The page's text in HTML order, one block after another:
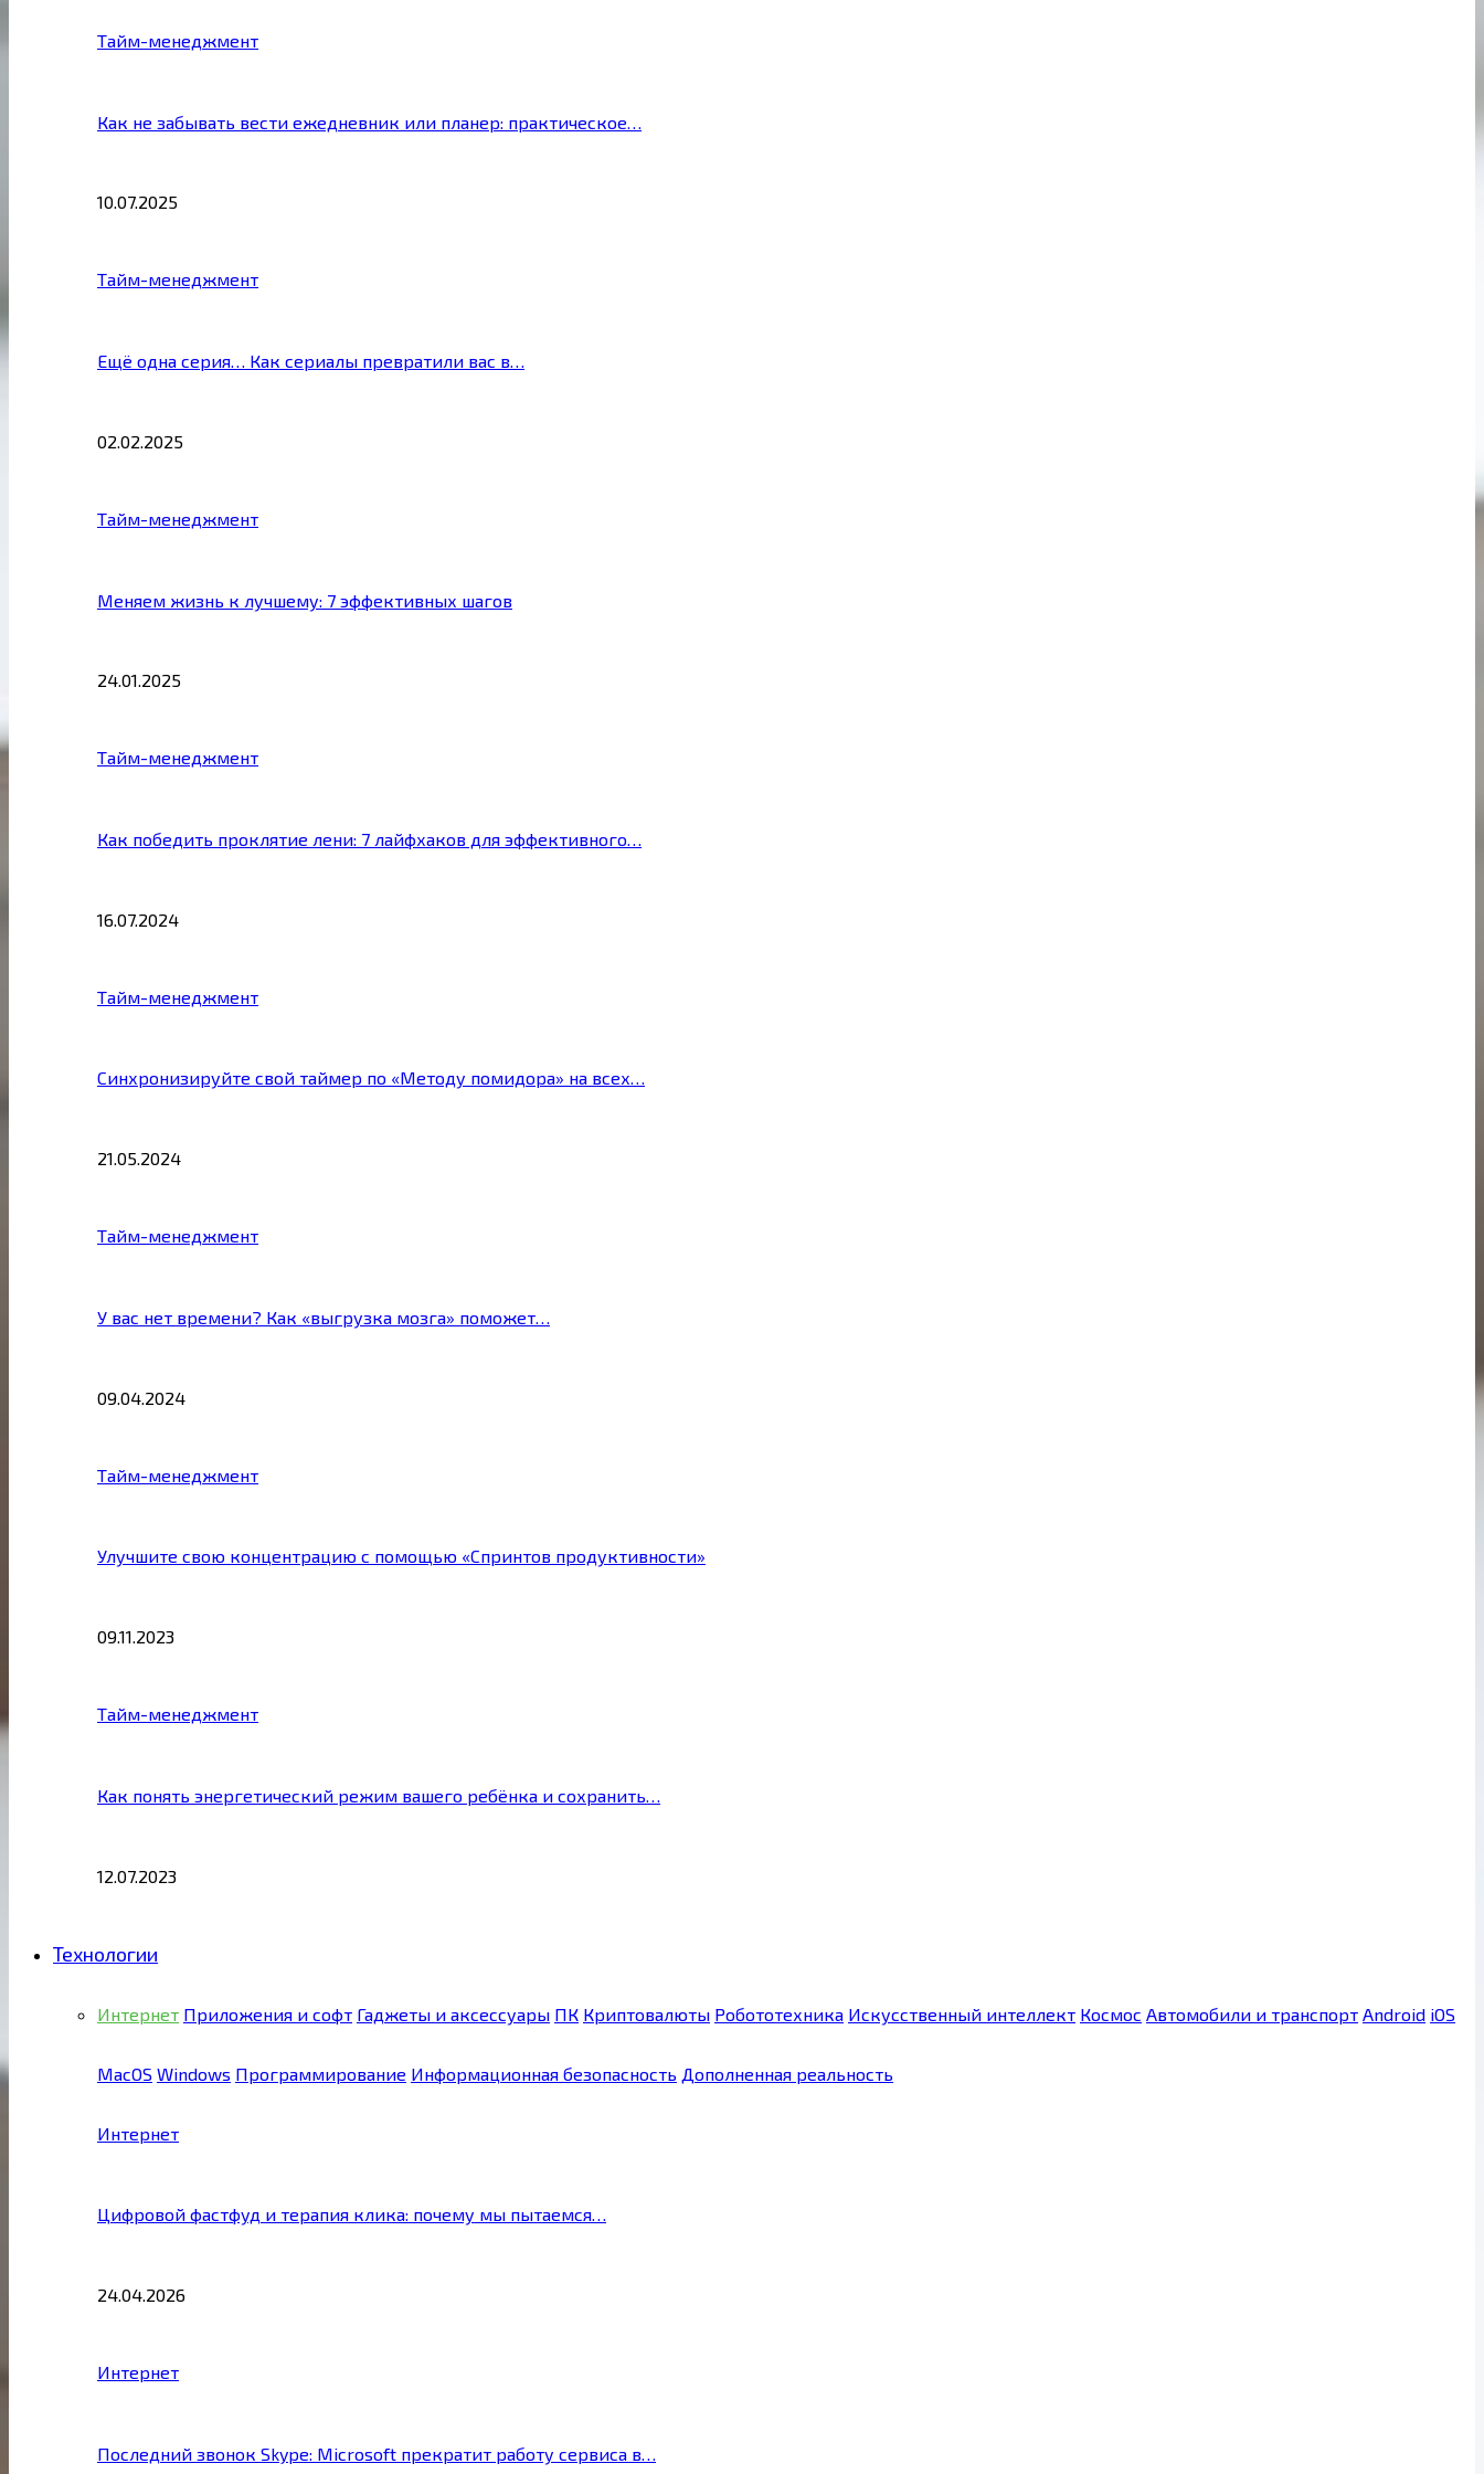
Тайм-менеджмент
Как не забывать вести ежедневник или планер: практическое…
10.07.2025
Тайм-менеджмент
Ещё одна серия… Как сериалы превратили вас в…
02.02.2025
Тайм-менеджмент
Меняем жизнь к лучшему: 7 эффективных шагов
24.01.2025
Тайм-менеджмент
Как победить проклятие лени: 7 лайфхаков для эффективного…
16.07.2024
Тайм-менеджмент
Синхронизируйте свой таймер по «Методу помидора» на всех…
21.05.2024
Тайм-менеджмент
У вас нет времени? Как «выгрузка мозга» поможет…
09.04.2024
Тайм-менеджмент
Улучшите свою концентрацию с помощью «Спринтов продуктивности»
09.11.2023
Тайм-менеджмент
Как понять энергетический режим вашего ребёнка и сохранить…
12.07.2023
Технологии
Интернет Приложения и софт Гаджеты и аксессуары ПК Криптовалюты Робототехника Искусственный интеллект Космос Автомобили и транспорт Android iOS
MacOS Windows Программирование Информационная безопасность Дополненная реальность
Интернет
Цифровой фастфуд и терапия клика: почему мы пытаемся…
24.04.2026
Интернет
Последний звонок Skype: Microsoft прекратит работу сервиса в…